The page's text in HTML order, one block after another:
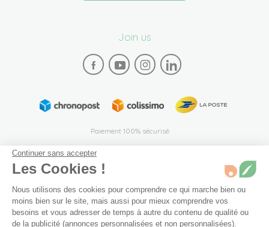
35mm bon etat
Non disponible
Recevez une alerte dès son retour en stock.
Join us
Paiement 100% sécurisé
Plan du site Mentions légales Conditions générales de vente
Continuer sans accepter
Les Cookies !
Nous utilisons des cookies pour comprendre ce qui marche bien ou
moins bien sur le site, mais aussi pour mieux comprendre vos
besoins et vous adresser de temps à autre du contenu de qualité ou
de la publicité (annonces personnalisées et non personnalisées).